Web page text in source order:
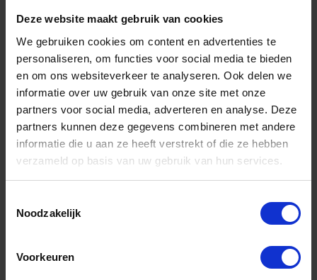
Deze website maakt gebruik van cookies
We gebruiken cookies om content en advertenties te
personaliseren, om functies voor social media te bieden
en om ons websiteverkeer te analyseren. Ook delen we
informatie over uw gebruik van onze site met onze
partners voor social media, adverteren en analyse. Deze
partners kunnen deze gegevens combineren met andere
informatie die u aan ze heeft verstrekt of die ze hebben
verzameld op basis van uw gebruik van hun services.
Noodzakelijk
Voorkeuren
Bestel nu!